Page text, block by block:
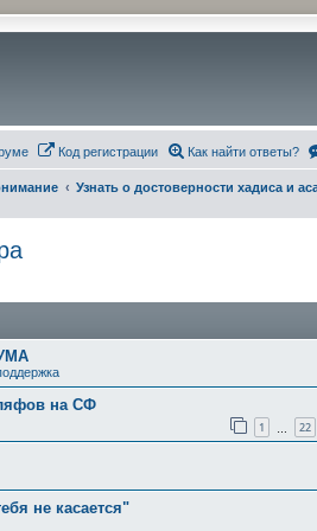
Код регистрации Как найти ответы?
Узнать о достоверности хадиса и
на СФ
1 22
не касается"